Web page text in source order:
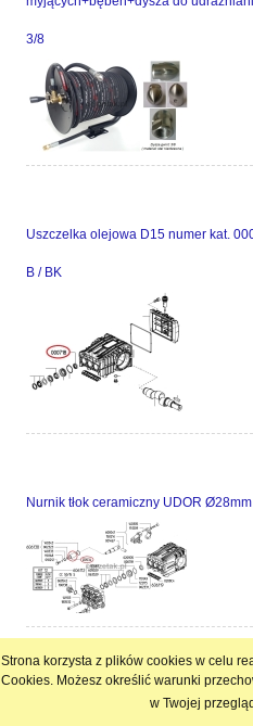
Strona korzysta z plików cookies w celu
Cookies. Możesz określić warunki
w Twojej
3/8
Uszczelka olejowa D15 numer kat.
B / BK
Nurnik tłok ceramiczny UDOR
Nurnik tłok ceramiczny UDOR